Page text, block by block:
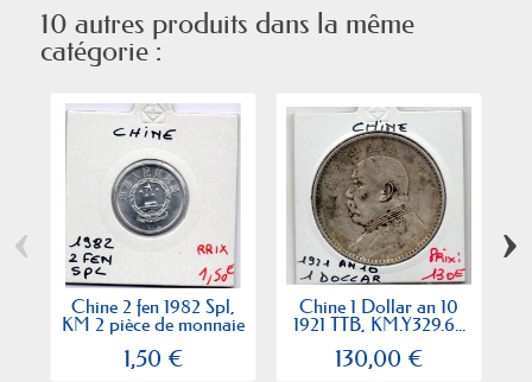
10 autres produits dans la même
catégorie :
Chine 2 fen 1982 Spl,
KM 2 pièce de monnaie
1,50 €
Chine 1 Dollar an 10
1921 TTB, KM.Y329.6...
130,00 €
‹ ›